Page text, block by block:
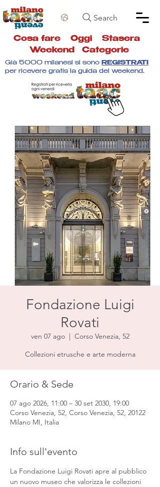
Search
Cosa fare Oggi Stasera
Weekend
Categorie
Già 5000 milanesi si sono REGISTRATI
per ricevere gratis la guida del weekend.
Fondazione Luigi
Rovati
ven 07 ago
  |
Corso Venezia, 52
Collezioni etrusche e arte moderna
Orario & Sede
07 ago 2026, 11:00 – 30 set 2030, 19:00
Corso Venezia, 52, Corso Venezia, 52, 20122
Milano MI, Italia
Info sull'evento
La Fondazione Luigi Rovati apre al pubblico
un nuovo museo che valorizza le collezioni